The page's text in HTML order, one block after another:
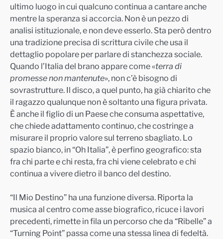
ultimo luogo in cui qualcuno continua a cantare anche
mentre la speranza si accorcia. Non è un pezzo di
analisi istituzionale, e non deve esserlo. Sta però dentro
una tradizione precisa di scrittura civile che usa il
dettaglio popolare per parlare di stanchezza sociale.
Quando l’Italia del brano appare come «terra di
promesse non mantenute», non c’è bisogno di
sovrastrutture. Il disco, a quel punto, ha già chiarito che
il ragazzo qualunque non è soltanto una figura privata.
È anche il figlio di un Paese che consuma aspettative,
che chiede adattamento continuo, che costringe a
misurare il proprio valore sul terreno sbagliato. Lo
spazio bianco, in “Oh Italia”, è perfino geografico: sta
fra chi parte e chi resta, fra chi viene celebrato e chi
continua a vivere dietro il banco del destino.
“Il Mio Destino” ha una funzione diversa. Riporta la
musica al centro come asse biografico, ricuce i lavori
precedenti, rimette in fila un percorso che da “Ribelle” a
“Turning Point” passa come una stessa linea di fedeltà.